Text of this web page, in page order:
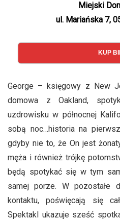
Miejski
ul. Mariańska 7,
KUP
George – księgowy z New
domowa z Oakland,
uzdrowisku w północnej
sobą noc…historia na
gdyby nie to, że On jest
męża i również trójkę
będą spotykać się w tym
samej porze. W pozostałe
kontaktu, poświęcają się
Spektakl ukazuje sześć